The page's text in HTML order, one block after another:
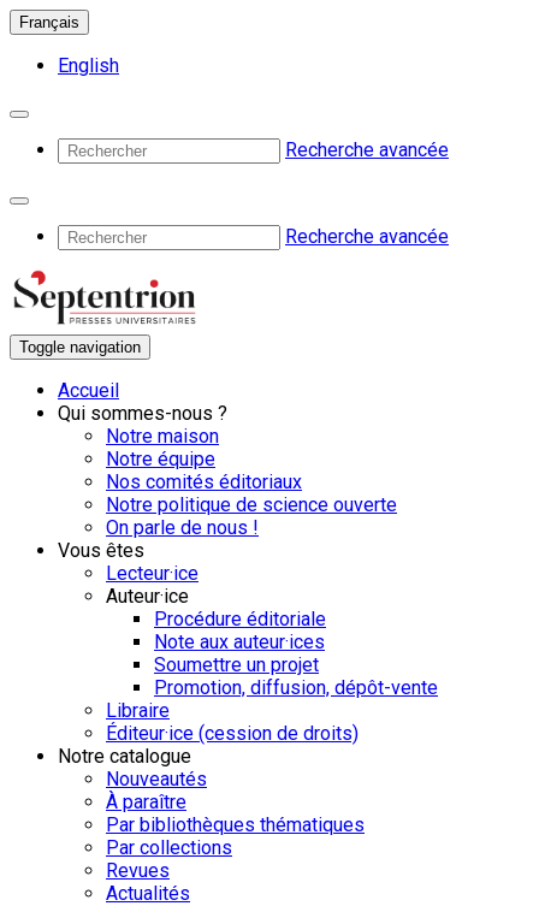
Français
English
Recherche avancée
Recherche avancée
Toggle navigation
Accueil
Qui sommes-nous ?
Notre maison
Notre équipe
Nos comités éditoriaux
Notre politique de science ouverte
On parle de nous !
Vous êtes
Lecteur·ice
Auteur·ice
Procédure éditoriale
Note aux auteur·ices
Soumettre un projet
Promotion, diffusion, dépôt-vente
Libraire
Éditeur·ice (cession de droits)
Notre catalogue
Nouveautés
À paraître
Par bibliothèques thématiques
Par collections
Revues
Actualités